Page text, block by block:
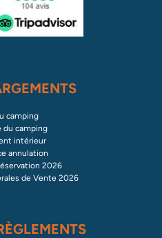
camping
du camping
intérieur
annulation
2026
de Vente 2026